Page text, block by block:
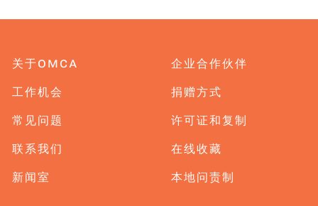
关于OMCA
工作机会
常见问题
联系我们
新闻室
企业合作伙伴
捐赠方式
许可证和复制
在线收藏
本地问责制